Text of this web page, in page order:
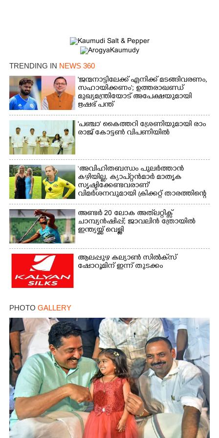
TRENDING IN NEWS 360
'ജന്മനാട്ടിലേക്ക് എനിക്ക് മടങ്ങിവരണം,
സഹായിക്കണം'; ഉത്തരാഖണ്ഡ്
മുഖ്യമന്ത്രിയോട് അപേക്ഷയുമായി
ഋഷഭ് പന്ത്
'​പ​ഞ്ചാ​'​ ​കൈ​ത്ത​റി​ ​ശ്രേ​ണി​യു​മാ​യി​ ​രാം​
രാ​ജ് ​കോ​ട്ടൺ വിപണിയിൽ
‘അവിഹിതബന്ധം പുലർത്താൻ
കഴിയില്ല,​ ക്യാപ്റ്റൻമാർ മാതൃക
സൃഷ്ടിക്കേണ്ടവരാണ്'
വിമർശനവുമായി ക്രിക്കറ്റ് താരത്തിന്റെ
ഭാര്യ
അണ്ടർ 20 ലോക അത്‌ലറ്റിക്സ്
ചാമ്പ്യൻഷിപ്പ്; ജാവലിൻ ത്രോയിൽ
ഇന്ത്യയ്ക്ക് വെള്ളി
ആലപ്പുഴ കല്യാൺ സിൽക്‌സ്
ഷോറൂമിന് ഇന്ന് തുടക്കം
PHOTO GALLERY